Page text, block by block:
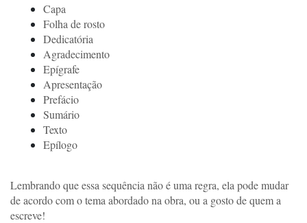
Capa
Folha de rosto
Dedicatória
Agradecimento
Epígrafe
Apresentação
Prefácio
Sumário
Texto
Epílogo
Lembrando que essa sequência não é uma regra, ela pode mudar
de acordo com o tema abordado na obra, ou a gosto de quem a
escreve!